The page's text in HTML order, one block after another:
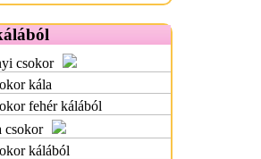
csokor
kála
fehér kálából
csokor
kálából